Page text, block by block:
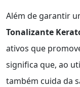
Além de garantir
Tonalizante
ativos que
significa que, ao
também cuida da